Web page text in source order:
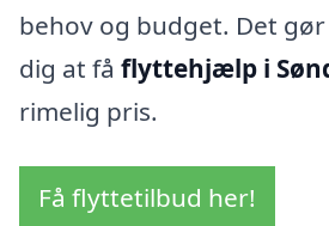
behov og budget. Det
dig at få flyttehjælp i
rimelig pris.
Få flyttetilbud her!